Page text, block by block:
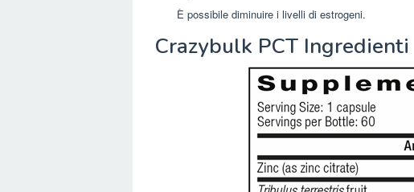
È possibile diminuire i livelli di estrogeni.
Crazybulk PCT Ingredienti